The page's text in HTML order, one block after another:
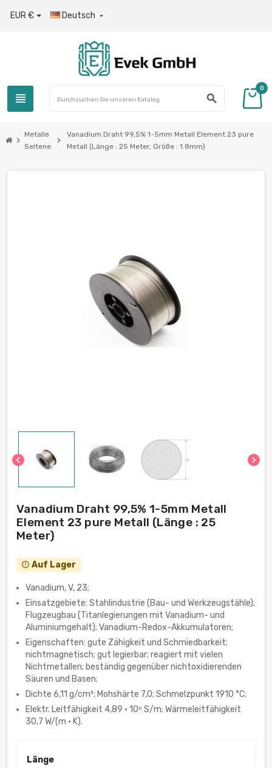
EUR € Deutsch 
view_headline search
0
chevron_right
Metalle
Seltene
chevron_right
Vanadium Draht 99,5% 1-5mm Metall Element 23 pure
Metall (Länge : 25 Meter, Größe : 1.8mm)
chevron_left chevron_right
Vanadium Draht 99,5% 1-5mm Metall
Element 23 pure Metall (Länge : 25
Meter)
error_outline Auf Lager
Vanadium, V, 23;
Einsatzgebiete: Stahlindustrie (Bau- und Werkzeugstähle);
Flugzeugbau (Titanlegierungen mit Vanadium- und
Aluminiumgehalt); Vanadium-Redox-Akkumulatoren;
Eigenschaften: gute Zähigkeit und Schmiedbarkeit;
nichtmagnetisch; gut legierbar; reagiert mit vielen
Nichtmetallen; beständig gegenüber nichtoxidierenden
Säuren und Basen;
Dichte 6,11 g/cm³; Mohshärte 7,0; Schmelzpunkt 1910 °C;
Elektr. Leitfähigkeit 4,89 · 10⁶ S/m; Wärmeleitfähigkeit
30,7 W/(m · K).
Länge